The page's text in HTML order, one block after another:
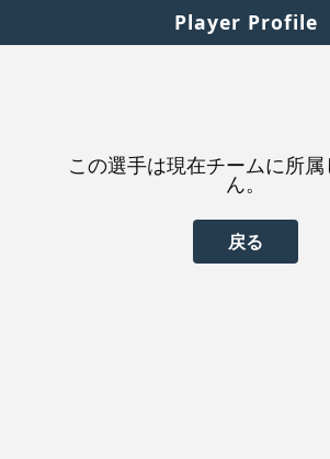
Player Profile
この選手は現在チームに所
ん。
戻る